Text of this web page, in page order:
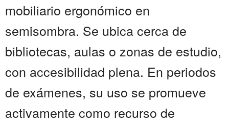
mobiliario ergonómico en
semisombra. Se ubica cerca de
bibliotecas, aulas o zonas de estudio,
con accesibilidad plena. En periodos
de exámenes, su uso se promueve
activamente como recurso de